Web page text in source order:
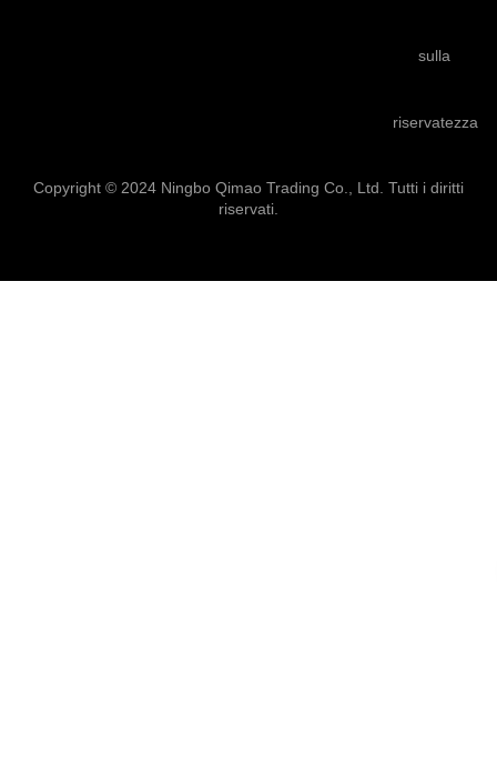
sulla
riservatezza
Copyright © 2024 Ningbo Qimao Trading Co., Ltd. Tutti i diritti
riservati.